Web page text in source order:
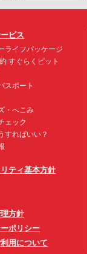
ビス
ライフパッケージ
すぐらくピット
スポート
・へこみ
ェック
すればいい？
ティ基本方針
方針
ポリシー
用について